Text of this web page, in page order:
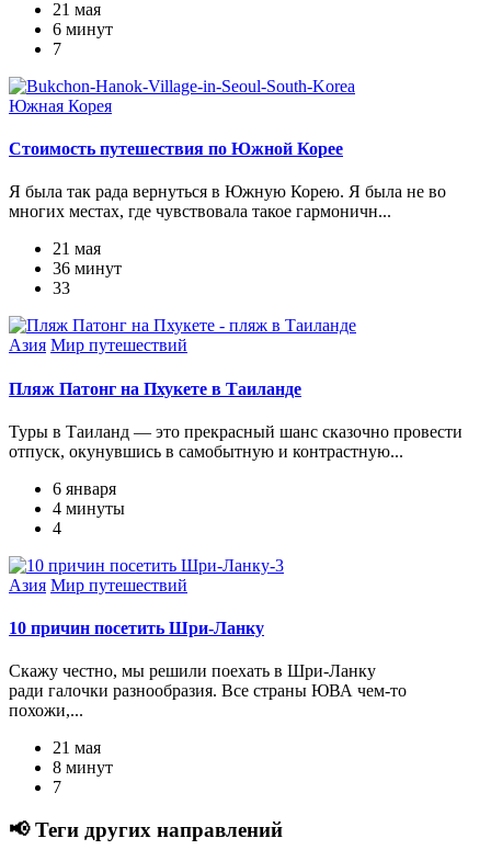
21 мая
6 минут
7
Южная Корея
Стоимость путешествия по Южной Корее
Я была так рада вернуться в Южную Корею. Я была не во
многих местах, где чувствовала такое гармоничн...
21 мая
36 минут
33
Азия Мир путешествий
Пляж Патонг на Пхукете в Таиланде
Туры в Таиланд — это прекрасный шанс сказочно провести
отпуск, окунувшись в самобытную и контрастную...
6 января
4 минуты
4
Азия Мир путешествий
10 причин посетить Шри-Ланку
Скажу честно, мы решили поехать в Шри-Ланку
ради галочки разнообразия. Все страны ЮВА чем-то
похожи,...
21 мая
8 минут
7
📢 Теги других направлений